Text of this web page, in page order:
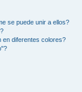
se puede unir a ellos?
en diferentes colores?